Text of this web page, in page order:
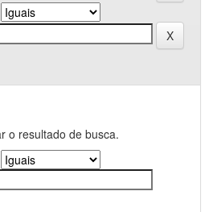
o resultado de busca.